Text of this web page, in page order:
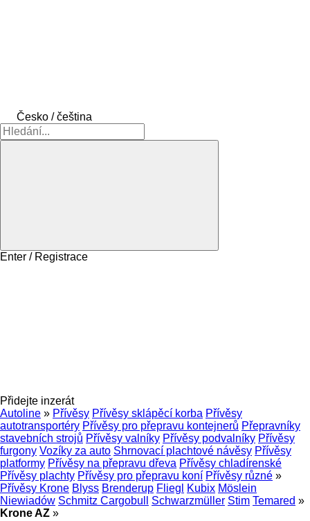
Česko / čeština
Enter / Registrace
Přidejte inzerát
Autoline » Přívěsy Přívěsy sklápěcí korba Přívěsy
autotransportéry Přívěsy pro přepravu kontejnerů Přepravníky
stavebních strojů Přívěsy valníky Přívěsy podvalníky Přívěsy
furgony Vozíky za auto Shrnovací plachtové návěsy Přívěsy
platformy Přívěsy na přepravu dřeva Přívěsy chladírenské
Přívěsy plachty Přívěsy pro přepravu koní Přívěsy různé »
Přívěsy Krone Blyss Brenderup Fliegl Kubix Möslein
Niewiadów Schmitz Cargobull Schwarzmüller Stim Temared »
Krone AZ »